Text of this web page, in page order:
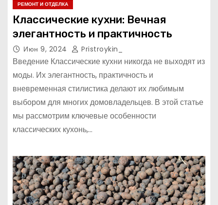
РЕМОНТ И ОТДЕЛКА
Классические кухни: Вечная
элегантность и практичность
Июн 9, 2024 Pristroykin_
Введение Классические кухни никогда не выходят из
моды. Их элегантность, практичность и
вневременная стилистика делают их любимым
выбором для многих домовладельцев. В этой статье
мы рассмотрим ключевые особенности
классических кухонь,…